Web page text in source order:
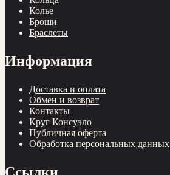
Колье
Броши
Браслеты
Информация
Доставка и оплата
Обмен и возврат
Контакты
Круг Консуэло
Публичная оферта
Обработка персональных данных